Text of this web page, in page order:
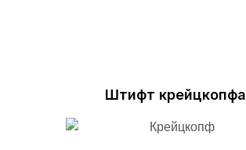
Штифт крейцкопфа